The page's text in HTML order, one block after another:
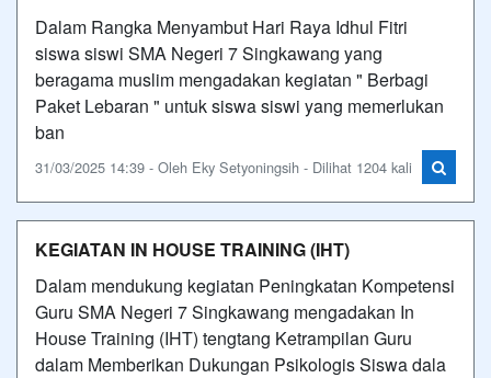
Dalam Rangka Menyambut Hari Raya Idhul Fitri
siswa siswi SMA Negeri 7 Singkawang yang
beragama muslim mengadakan kegiatan " Berbagi
Paket Lebaran " untuk siswa siswi yang memerlukan
ban
31/03/2025 14:39 - Oleh Eky Setyoningsih - Dilihat 1204 kali
KEGIATAN IN HOUSE TRAINING (IHT)
Dalam mendukung kegiatan Peningkatan Kompetensi
Guru SMA Negeri 7 Singkawang mengadakan In
House Training (IHT) tengtang Ketrampilan Guru
dalam Memberikan Dukungan Psikologis Siswa dala